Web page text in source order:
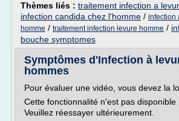
Thèmes liés : traitement infection a
infection candida chez l'homme / infection
homme / traitement infection levure homme /
bouche symptomes
Symptômes d'Infection à
hommes
Pour évaluer une vidéo, vous devez la
Cette fonctionnalité n'est pas disponible
Veuillez réessayer ultérieurement.